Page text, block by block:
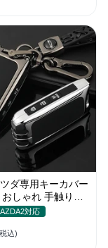
ダ専用キーカバー
しゃれ 手触りい
ダー キーケース
対応
込)